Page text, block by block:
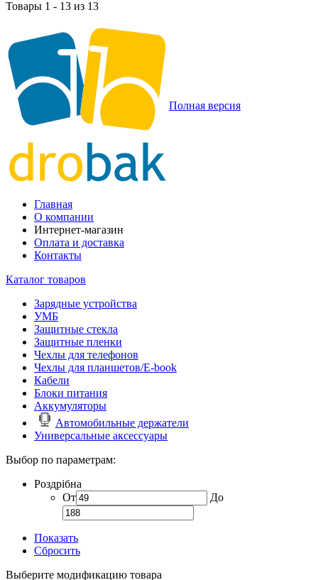
Товары 1 - 13 из 13
Полная версия
Главная
О компании
Интернет-магазин
Оплата и доставка
Контакты
Каталог товаров
Зарядные устройства
УМБ
Защитные стекла
Защитные пленки
Чехлы для телефонов
Чехлы для планшетов/E-book
Кабели
Блоки питания
Аккумуляторы
Автомобильные держатели
Универсальные аксессуары
Выбор по параметрам:
Роздрібна
От
До
Показать
Сбросить
Выберите модификацию товара